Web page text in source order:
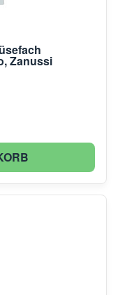
Zanussi